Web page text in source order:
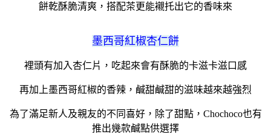
餅乾酥脆清爽，搭配茶更能襯托出它的香味來
墨西哥紅椒杏仁餅
裡頭有加入杏仁片，吃起來會有酥脆的卡滋卡滋口感
再加上墨西哥紅椒的香辣，鹹甜鹹甜的滋味越來越強烈
為了滿足新人及親友的不同喜好，除了甜點，Chochoco也有
推出幾款鹹點供選擇